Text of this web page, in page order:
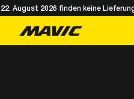
August 2026 finden keine